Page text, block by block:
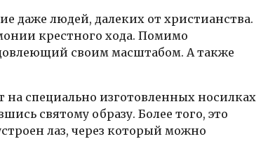
даже людей, далеких от христианства.
крестного хода. Помимо
своим масштабом. А также
специально изготовленных носилках
святому образу. Более того, это
лаз, через который можно